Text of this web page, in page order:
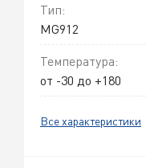
Тип:
MG912
Температура:
от -30 до +180
Все характеристики